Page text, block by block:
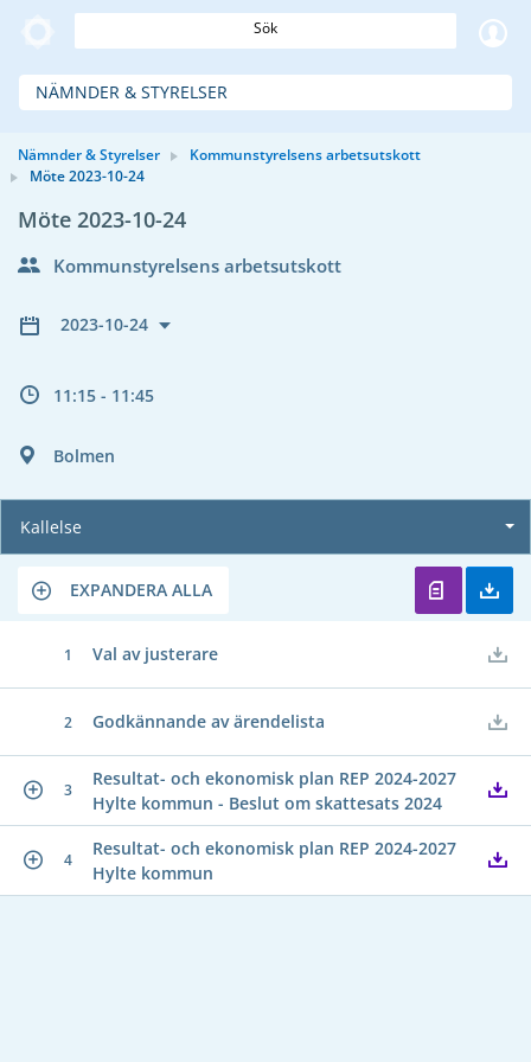
Sök
NÄMNDER & STYRELSER
Nämnder & Styrelser
Kommunstyrelsens arbetsutskott
Möte 2023-10-24
Möte 2023-10-24
Kommunstyrelsens arbetsutskott
2023-10-24
11:15 - 11:45
Bolmen
Kallelse
EXPANDERA ALLA
1 Val av justerare
2 Godkännande av ärendelista
3
Resultat- och ekonomisk plan REP 2024-2027
Hylte kommun - Beslut om skattesats 2024
4
Resultat- och ekonomisk plan REP 2024-2027
Hylte kommun